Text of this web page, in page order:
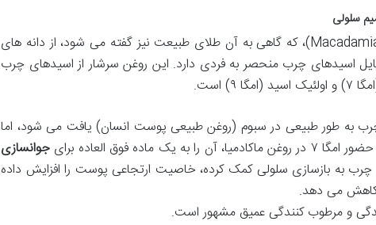
سلولی
روغن ماکادمیا (Macadamia Ternifolia Seed Oil)، که گاهی به آن طلای طبیعت نیز گفته می شود، از دانه های
اسیدهای چرب منحصر به فردی دارد. این روغن سرشار از اسیدهای چرب
است.
به طور طبیعی در سبوم (روغن طبیعی پوست انسان) یافت می شود، اما
فوق العاده برای
جوانسازی
به بازسازی سلولی کمک کرده، خاصیت ارتجاعی پوست را افزایش داده
کاهش می دهد.
و مرطوب کنندگی عمیق مشهور است.